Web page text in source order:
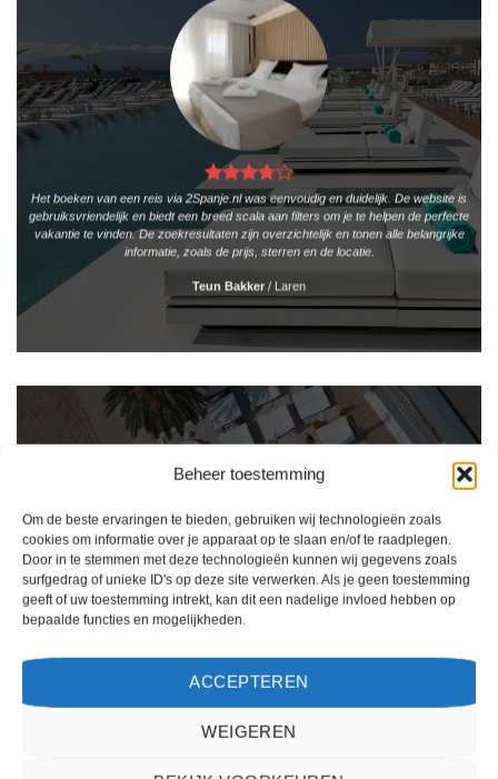
Beheer toestemming
Om de beste ervaringen te bieden, gebruiken wij technologieën zoals
cookies om informatie over je apparaat op te slaan en/of te raadplegen.
Door in te stemmen met deze technologieën kunnen wij gegevens zoals
surfgedrag of unieke ID's op deze site verwerken. Als je geen toestemming
geeft of uw toestemming intrekt, kan dit een nadelige invloed hebben op
bepaalde functies en mogelijkheden.
ACCEPTEREN
WEIGEREN
Het boeken van een reis via 2Spanje.nl was eenvoudig en duidelijk. De website is
gebruiksvriendelijk en biedt een breed scala aan filters om je te helpen de perfecte
vakantie te vinden. De zoekresultaten zijn overzichtelijk en tonen alle belangrijke
informatie, zoals de prijs, sterren en de locatie.
Teun Bakker / Laren
Ik ben erg tevreden over mijn ervaring met 2Spanje.nl. Het boekingsproces was
eenvoudig, de klantenservice was behulpzaam en de prijs was scherp. Ik zou deze
Kiki Kampen /Maastricht